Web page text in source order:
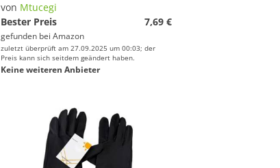
von Mtucegi
Bester Preis
7,69 €
gefunden bei Amazon
zuletzt überprüft am 27.09.2025 um 00:03; der
Preis kann sich seitdem geändert haben.
Keine weiteren Anbieter